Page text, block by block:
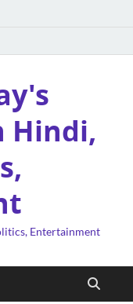
Hindi,
Entertainment